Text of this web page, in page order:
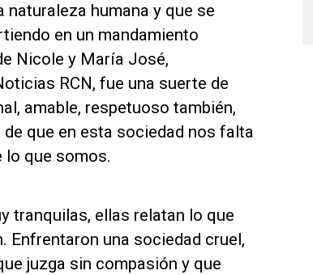
naturaleza humana y que se
en un mandamiento
Nicole y María José,
RCN, fue una suerte de
amable, respetuoso también,
que en esta sociedad nos falta
lo que somos.
tranquilas, ellas relatan lo que
una sociedad cruel,
juzga sin compasión y que